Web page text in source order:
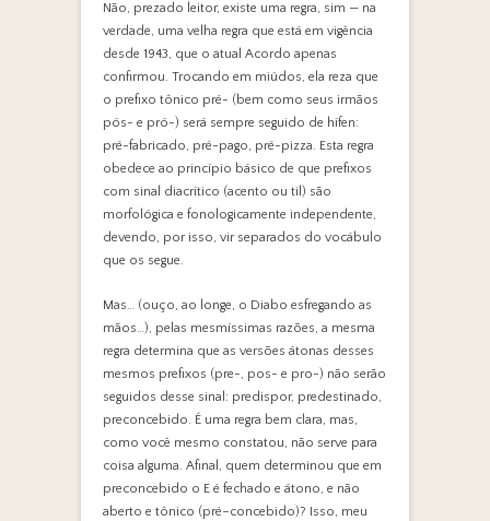
Não, prezado leitor, existe uma regra, sim — na
verdade, uma velha regra que está em vigência
desde 1943, que o atual Acordo apenas
confirmou. Trocando em miúdos, ela reza que
o prefixo tônico pré- (bem como seus irmãos
pós- e pró-) será sempre seguido de hífen:
pré-fabricado, pré-pago, pré-pizza. Esta regra
obedece ao princípio básico de que prefixos
com sinal diacrítico (acento ou til) são
morfológica e fonologicamente independente,
devendo, por isso, vir separados do vocábulo
que os segue.
Mas… (ouço, ao longe, o Diabo esfregando as
mãos…), pelas mesmíssimas razões, a mesma
regra determina que as versões átonas desses
mesmos prefixos (pre-, pos- e pro-) não serão
seguidos desse sinal: predispor, predestinado,
preconcebido. É uma regra bem clara, mas,
como você mesmo constatou, não serve para
coisa alguma. Afinal, quem determinou que em
preconcebido o E é fechado e átono, e não
aberto e tônico (pré–concebido)? Isso, meu